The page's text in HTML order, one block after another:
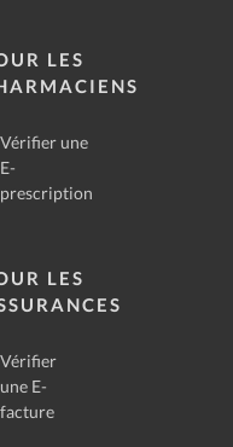
LES
Vérifier une
E-
prescription
LES
Vérifier
une E-
facture